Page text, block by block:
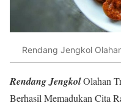
Rendang Jengkol
Rendang JengkolOlahan
Berhasil Memadukan Cita